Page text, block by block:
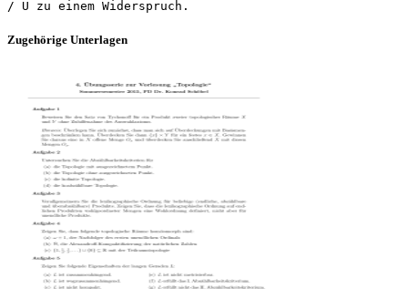
Zugehörige Unterlagen